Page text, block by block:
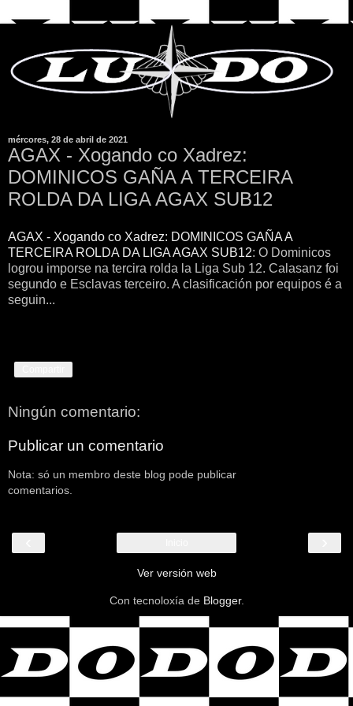
mércores, 28 de abril de 2021
AGAX - Xogando co Xadrez:
DOMINICOS GAÑA A TERCEIRA
ROLDA DA LIGA AGAX SUB12
AGAX - Xogando co Xadrez: DOMINICOS GAÑA A
TERCEIRA ROLDA DA LIGA AGAX SUB12: O Dominicos
logrou imporse na tercira rolda la Liga Sub 12. Calasanz foi
segundo e Esclavas terceiro. A clasificación por equipos é a
seguin...
Ningún comentario:
Publicar un comentario
Nota: só un membro deste blog pode publicar
comentarios.
Ver versión web
Con tecnoloxía de Blogger.